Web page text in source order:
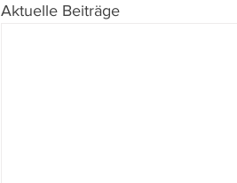
Aktuelle Beiträge